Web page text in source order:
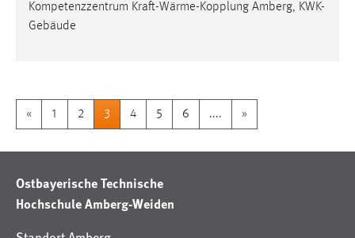
Kompetenzzentrum Kraft-Wärme-Kopplung Amberg, KWK-
Gebäude
« 1 2 3 4 5 6 .... »
Ostbayerische Technische
Hochschule Amberg-Weiden